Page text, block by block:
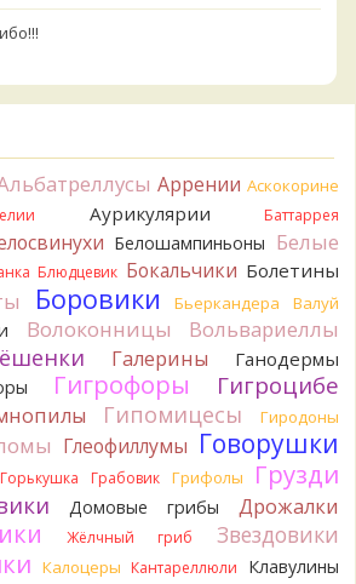
мы ждём ваших подтверждений
фото не один и тот же гриб. Они
это с вашим участием.
разнести по разным вопросам!
польский!
дайте уточнение насчёт изменения
Без этой информации до конца
жёлтым и собачьим груздями!
подберезовик!
скученная.
Любит молодняк и растёт ещё по
Аррении Аскокорине
Аурикулярии Баттаррея
Белошампиньоны Белые
Блюдцевик Бокальчики Болетины
Боровики Бьеркандера Валуй
Волоконницы Вольвариеллы
Галерины Ганодермы
Гигрофоры Гигроцибе
Гипомицесы Гиродоны
Глеофиллумы Говорушки
Горькушка Грабовик Грифолы Грузди
Домовые грибы Дрожалки
Жёлчный гриб Звездовики
Калоцеры Кантареллюли
Клавулины